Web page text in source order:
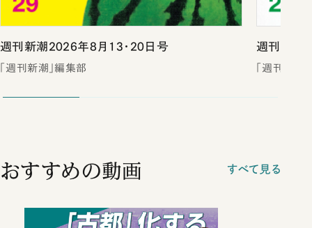
週刊新潮2026年8月13・20日号
「週刊新潮」編集部
週刊新潮
「週刊新潮
おすすめの動画 すべて見る